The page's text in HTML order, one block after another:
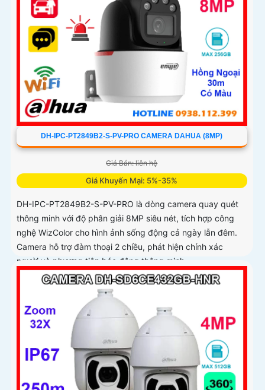
DH-IPC-PT2849B2-S-PV-PRO CAMERA DAHUA (8MP)
Giá Bán: liên hệ
Giá Khuyến Mại: 5%-35%
DH-IPC-PT2849B2-S-PV-PRO là dòng camera quay quét
thông minh với độ phân giải 8MP siêu nét, tích hợp công
nghệ WizColor cho hình ảnh sống động cả ngày lẫn đêm.
Camera hỗ trợ đàm thoại 2 chiều, phát hiện chính xác
người và phương tiện báo động thông minh